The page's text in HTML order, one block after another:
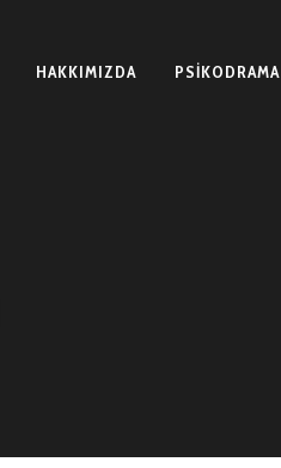
HAKKIMIZDA PSIKODRAMA